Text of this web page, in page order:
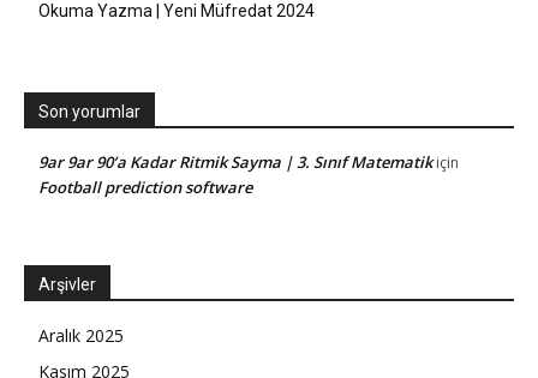
Okuma Yazma | Yeni Müfredat 2024
Son yorumlar
9ar 9ar 90’a Kadar Ritmik Sayma | 3. Sınıf Matematikiçin
Football prediction software
Arşivler
Aralık 2025
Kasım 2025